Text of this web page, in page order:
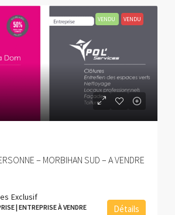
VENDU VENDU
– MORBIHAN SUD – A VENDRE
Exclusif
| ENTREPRISE À VENDRE Détails